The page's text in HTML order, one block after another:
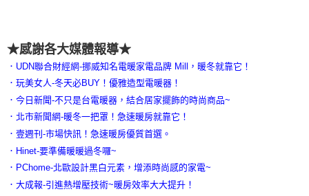
★感謝各大媒體報導★
．UDN聯合財經網-挪威知名電暖家電品牌 Mill，暖冬就靠它！
．玩美女人-冬天必BUY！優雅造型電暖器！
．今日新聞-不只是台電暖器，結合居家擺飾的時尚商品~
．北市新聞網-暖冬一把罩！急速暖房就靠它！
．壹週刊-市場快訊！急速暖房優質首選。
．Hinet-要準備暖暖過冬囉~
．PChome-北歐設計黑白元素，增添時尚感的家電~
．大成報-引進熱增壓技術~暖房效率大大提升！